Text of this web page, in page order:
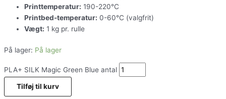
Printtemperatur: 190-220°C
Printbed-temperatur: 0-60°C (valgfrit)
Vægt: 1 kg pr. rulle
På lager: På lager
PLA+ SILK Magic Green Blue antal
Tilføj til kurv